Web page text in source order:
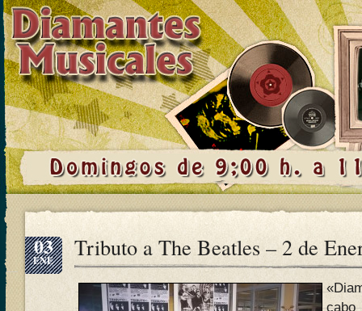
03
ENE Tributo a The Beatles – 2 de